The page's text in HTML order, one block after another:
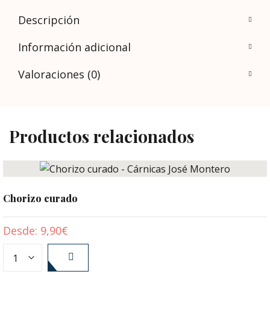
Descripción
Información adicional
Valoraciones (0)
Productos relacionados
Chorizo curado
Desde: 9,90€